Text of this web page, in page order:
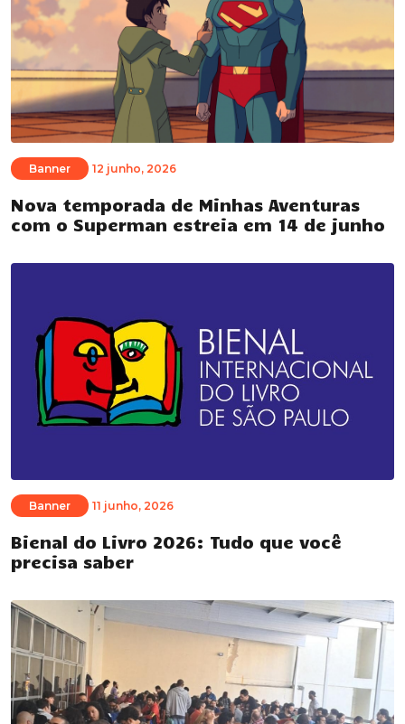
Banner 12 junho, 2026
Nova temporada de Minhas Aventuras
com o Superman estreia em 14 de junho
Banner 11 junho, 2026
Bienal do Livro 2026: Tudo que você
precisa saber